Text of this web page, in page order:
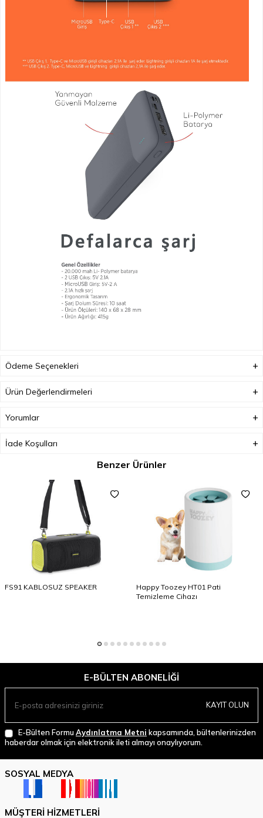
Ödeme Seçenekleri
Ürün Değerlendirmeleri
Yorumlar
İade Koşulları
Benzer Ürünler
FS91 KABLOSUZ SPEAKER
Happy Toozey HT01 Pati
Temizleme Cihazı
E-BÜLTEN ABONELIĞI
KAYIT OLUN
E-Bülten Formu Aydınlatma Metni kapsamında, bültenlerinizden
haberdar olmak için elektronik ileti almayı onaylıyorum.
SOSYAL MEDYA
MÜŞTERI HIZMETLERI